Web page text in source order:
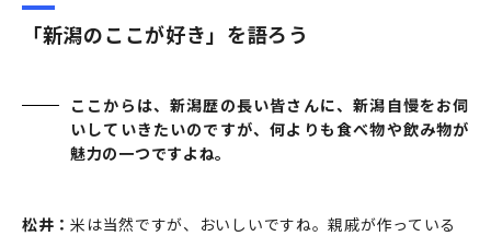
「新潟のここが好き」を語ろう
ここからは、新潟歴の長い皆さんに、新潟自慢をお伺
いしていきたいのですが、何よりも食べ物や飲み物が
魅力の一つですよね。
松井：米は当然ですが、おいしいですね。親戚が作っている